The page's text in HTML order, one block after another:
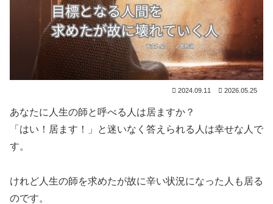
2024.09.11 2026.05.25
あなたに人生の師と呼べる人は居ますか？
「はい！居ます！」と迷いなく答えられる人は幸せな人で
す。
けれど人生の師を求めたが故に辛い状況になった人も居る
のです。